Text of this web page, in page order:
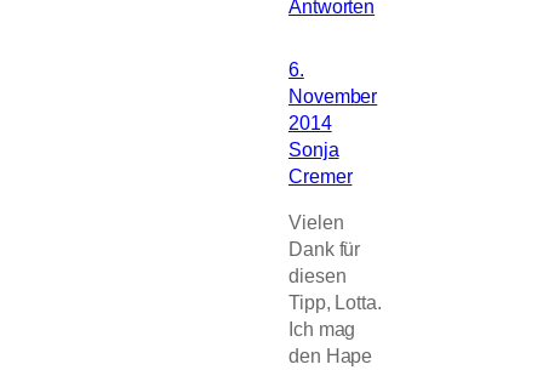
Antworten
6.
November
2014
Sonja
Cremer
Vielen
Dank für
diesen
Tipp, Lotta.
Ich mag
den Hape